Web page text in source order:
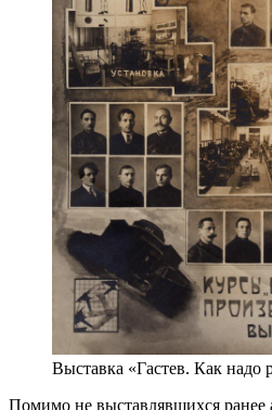
Выставка «Гастев. Как надо
Помимо не выставлявшихся ранее